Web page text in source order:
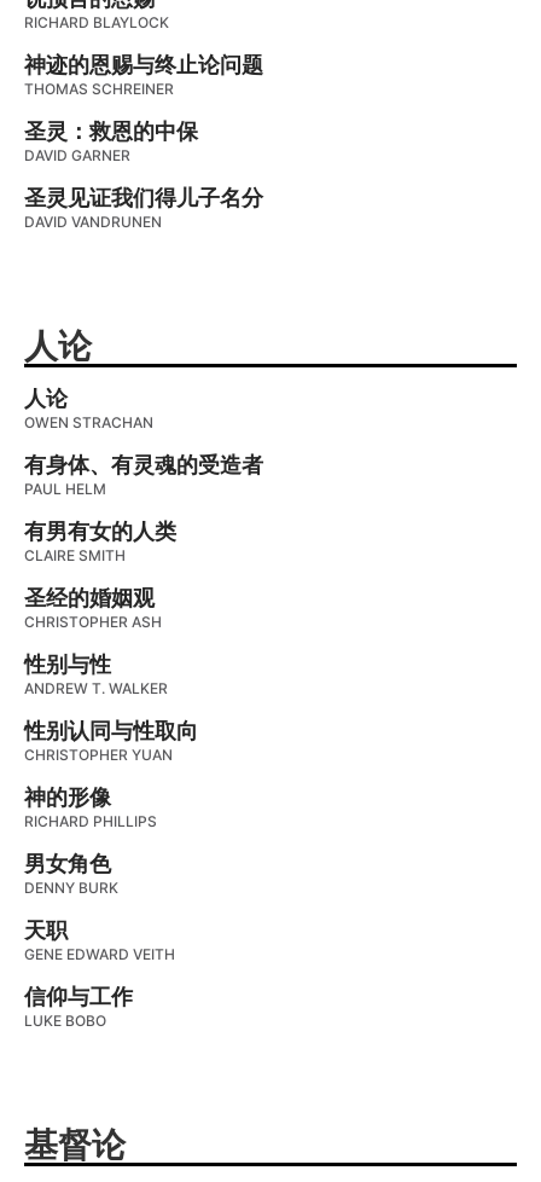
RICHARD BLAYLOCK
神迹的恩赐与终止论问题
THOMAS SCHREINER
圣灵：救恩的中保
DAVID GARNER
圣灵见证我们得儿子名分
DAVID VANDRUNEN
人论
人论
OWEN STRACHAN
有身体、有灵魂的受造者
PAUL HELM
有男有女的人类
CLAIRE SMITH
圣经的婚姻观
CHRISTOPHER ASH
性别与性
ANDREW T. WALKER
性别认同与性取向
CHRISTOPHER YUAN
神的形像
RICHARD PHILLIPS
男女角色
DENNY BURK
天职
GENE EDWARD VEITH
信仰与工作
LUKE BOBO
基督论